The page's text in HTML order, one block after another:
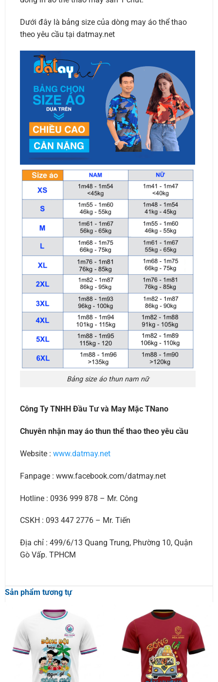
Dưới đây là bảng size của dòng may áo thể thao
theo yêu cầu tại datmay.net
Bảng size áo thun nam nữ
Công Ty TNHH Đầu Tư và May Mặc TNano
Chuyên nhận may áo thun thể thao theo yêu cầu
Website : www.datmay.net
Fanpage : www.facebook.com/datmay.net
Hotline : 0936 999 878 – Mr. Công
CSKH : 093 447 2776 – Mr. Tiến
Địa chỉ : 499/6/13 Quang Trung, Phường 10, Quận
Gò Vấp. TPHCM
Sản phẩm tương tự